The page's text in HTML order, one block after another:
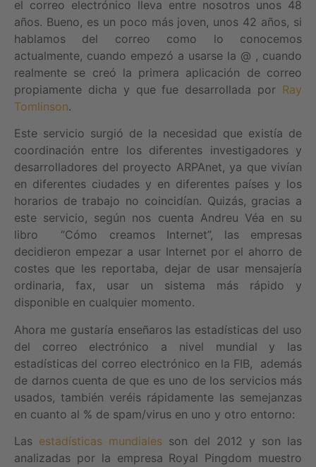
el correo electrónico lleva entre nosotros unos 48
años. Bueno, es un poco más joven, unos 42 años, si
hablamos del correo como lo conocemos
actualmente, cuando empezó a usarse la @ , cuando
realmente se creó la primera aplicación de correo
propiamente dicha y que fue desarrollada por Ray
Tomlinson.
Este servicio surgió de la necesidad que existía de
coordinación entre los diferentes investigadores y
desarrolladores del proyecto ARPAnet, ya que vivían
en diferentes ciudades y en diferentes países y los
horarios de trabajo no coincidían. Quizás, gracias a
este servicio, según nos cuenta Andreu Véa en su
libro “Cómo creamos Internet”, las empresas
decidieron empezar a usar Internet por el ahorro de
costes que les reportaba, dejar de usar mensajería
ordinaria, fax, usar un sistema más rápido y
disponible en cualquier momento.
Ahora me gustaría enseñaros las estadísticas del uso
del correo electrónico a nivel mundial y las
estadísticas del correo electrónico en la FIB, además
de darnos cuenta de que es uno de los servicios más
usados, también veréis rápidamente las semejanzas
en cuanto al % de spam/virus en uno y otro entorno:
Las estadísticas mundiales son del 2012 y son las
analizadas por la empresa Royal Pingdom muestro